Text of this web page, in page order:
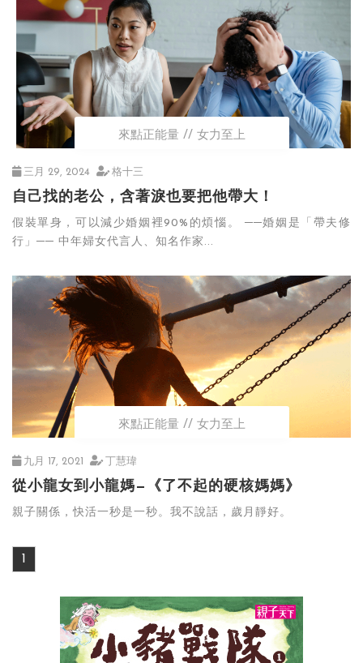
來點正能量 女力至上
三月 29, 2024 格十三
自己找的老公，含著淚也要把他帶大！
假裝單身，可以減少婚姻裡90%的煩惱。 ──婚姻是「帶夫修
行」── 中年婦女代言人、知名作家...
來點正能量 女力至上
九月 17, 2021 丁慧瑋
從小龍女到小龍媽—《了不起的硬核媽媽》
親子關係，快活一秒是一秒。我不說話，歲月靜好。
1